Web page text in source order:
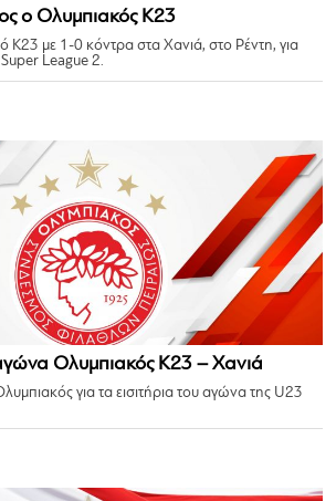
ο Ολυμπιακός Κ23
Κ23 με 1-0 κόντρα στα Χανιά, στο Ρέντη, για
League 2.
Ολυμπιακός Κ23 – Χανιά
για τα εισιτήρια του αγώνα της U23